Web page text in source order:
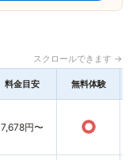
スクロールできます →
料金目安 無料体験
7,678円〜 ○